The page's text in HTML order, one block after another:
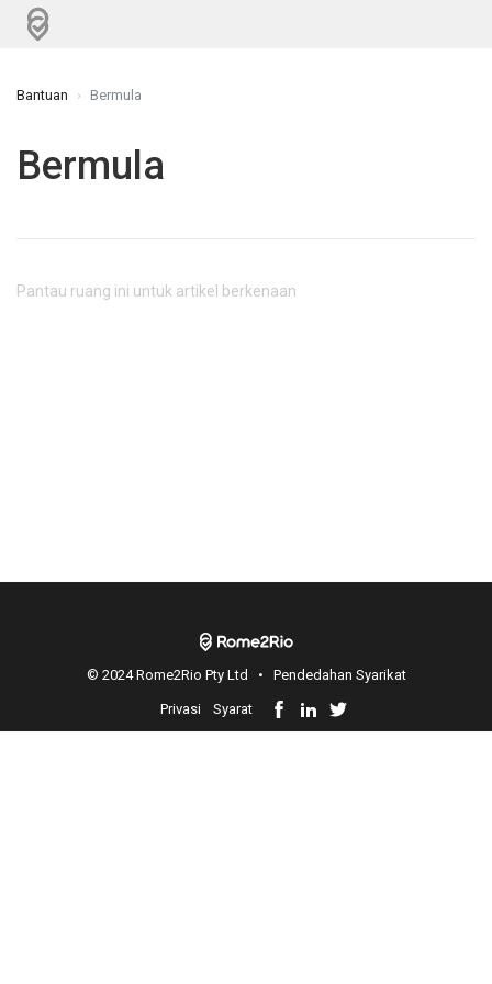
Bantuan Bermula
Bermula
Pantau ruang ini untuk artikel berkenaan
© 2024 Rome2Rio Pty Ltd • Pendedahan Syarikat
Privasi Syarat